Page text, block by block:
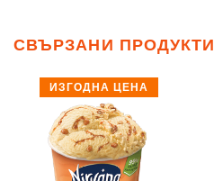
СВЪРЗАНИ ПРОДУКТИ
ИЗГОДНА ЦЕНА